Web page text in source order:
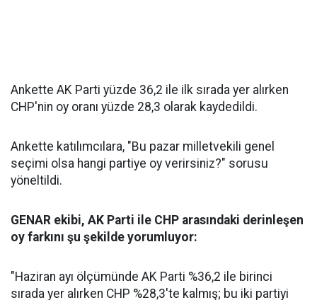
Ankette AK Parti yüzde 36,2 ile ilk sırada yer alırken
CHP'nin oy oranı yüzde 28,3 olarak kaydedildi.
Ankette katılımcılara, "Bu pazar milletvekili genel
seçimi olsa hangi partiye oy verirsiniz?" sorusu
yöneltildi.
GENAR ekibi, AK Parti ile CHP arasındaki derinleşen
oy farkını şu şekilde yorumluyor:
"Haziran ayı ölçümünde AK Parti %36,2 ile birinci
sırada yer alırken CHP %28,3'te kalmış; bu iki partiyi